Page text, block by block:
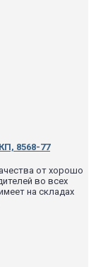
8568-77
от хорошо
во всех
на складах